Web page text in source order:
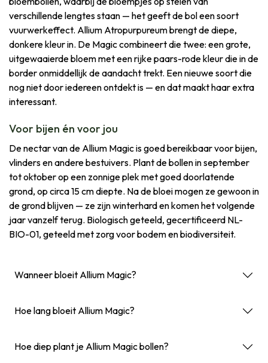
verschillende lengtes staan — het geeft de bol een soort
vuurwerkeffect. Allium Atropurpureum brengt de diepe,
donkere kleur in. De Magic combineert die twee: een grote,
uitgewaaierde bloem met een rijke paars-rode kleur die in de
border onmiddellijk de aandacht trekt. Een nieuwe soort die
nog niet door iedereen ontdekt is — en dat maakt haar extra
interessant.
Voor bijen én voor jou
De nectar van de Allium Magic is goed bereikbaar voor bijen,
vlinders en andere bestuivers. Plant de bollen in september
tot oktober op een zonnige plek met goed doorlatende
grond, op circa 15 cm diepte. Na de bloei mogen ze gewoon in
de grond blijven — ze zijn winterhard en komen het volgende
jaar vanzelf terug. Biologisch geteeld, gecertificeerd NL-
BIO-01, geteeld met zorg voor bodem en biodiversiteit.
Wanneer bloeit Allium Magic?
Hoe lang bloeit Allium Magic?
Hoe diep plant je Allium Magic bollen?